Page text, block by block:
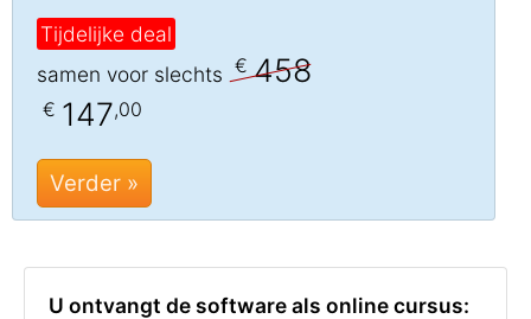
Tijdelijke deal
samen voor slechts € 458
€ 147,00
Verder »
U ontvangt de software als online cursus: